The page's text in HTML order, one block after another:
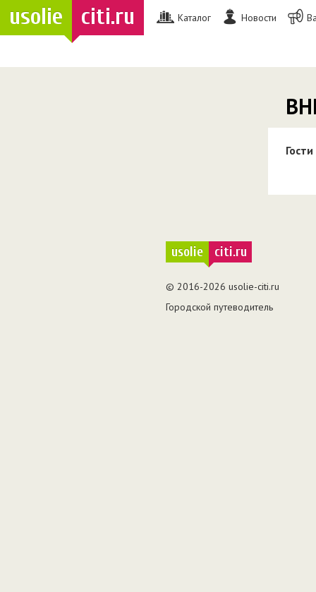
usolie citi.ru Каталог Новости
Гости
usolie citi.ru
© 2016-2026 usolie-citi.ru
Городской путеводитель